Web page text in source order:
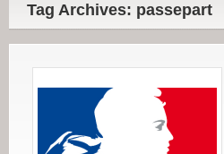
Tag Archives: passepart